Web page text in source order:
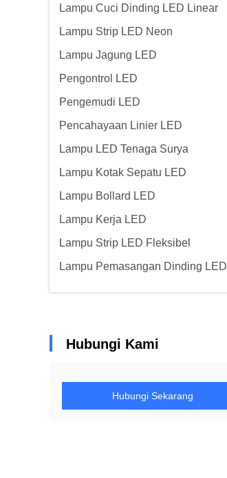
Lampu Cuci Dinding LED Linear
Lampu Strip LED Neon
Lampu Jagung LED
Pengontrol LED
Pengemudi LED
Pencahayaan Linier LED
Lampu LED Tenaga Surya
Lampu Kotak Sepatu LED
Lampu Bollard LED
Lampu Kerja LED
Lampu Strip LED Fleksibel
Lampu Pemasangan Dinding LED
Hubungi Kami
Hubungi Sekarang